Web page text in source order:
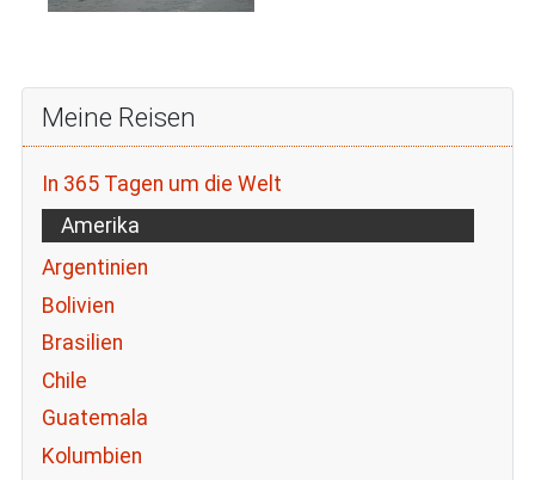
Meine Reisen
In 365 Tagen um die Welt
Amerika
Argentinien
Bolivien
Brasilien
Chile
Guatemala
Kolumbien